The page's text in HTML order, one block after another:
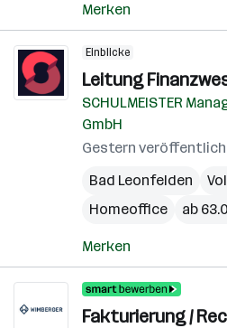
Merken
Einblicke
Leitung
SCHULMEISTER
GmbH
Gestern
Bad Leonfelden
Homeoffice
ab
Merken
Fakturierung /